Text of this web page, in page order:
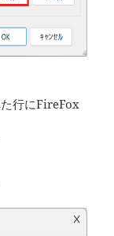
た行にFireFox